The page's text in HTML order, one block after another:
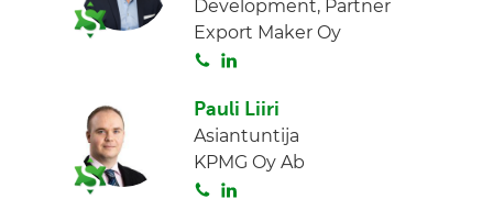
Development, Partner
Export Maker Oy
S
i
t
a
n
k
e
Pauli Liiri
Asiantuntija
KPMG Oy Ab
S